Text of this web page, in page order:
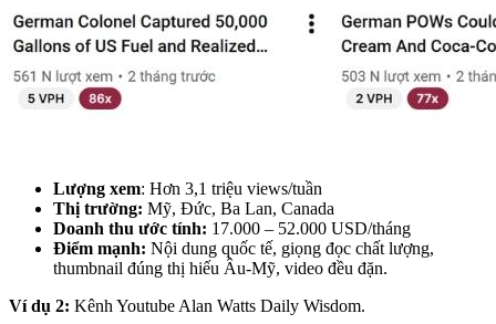
Lượng xem: Hơn 3,1 triệu views/tuần
Thị trường: Mỹ, Đức, Ba Lan, Canada
Doanh thu ước tính: 17.000 – 52.000 USD/tháng
Điểm mạnh: Nội dung quốc tế, giọng đọc chất lượng,
thumbnail đúng thị hiếu Âu-Mỹ, video đều đặn.
Ví dụ 2: Kênh Youtube Alan Watts Daily Wisdom.